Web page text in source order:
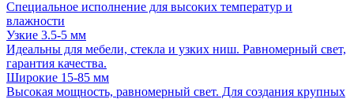
Специальное исполнение для высоких температур и
влажности
Узкие 3.5-5 мм
Идеальны для мебели, стекла и узких ниш. Равномерный свет,
гарантия качества.
Широкие 15-85 мм
Высокая мощность, равномерный свет. Для создания крупных